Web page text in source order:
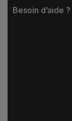
Besoin d’aide